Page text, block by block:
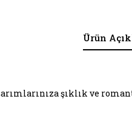
Ürün
şıklık ve